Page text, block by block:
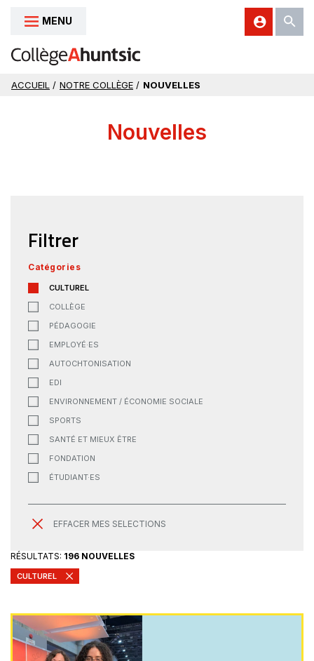
Aller au contenu
MENU
ACCUEIL / NOTRE COLLÈGE / NOUVELLES
Nouvelles
Filtrer
Catégories
CULTUREL
COLLÈGE
PÉDAGOGIE
EMPLOYÉ·ES
AUTOCHTONISATION
EDI
ENVIRONNEMENT / ÉCONOMIE SOCIALE
SPORTS
SANTÉ ET MIEUX ÊTRE
FONDATION
ÉTUDIANT·ES
EFFACER MES SELECTIONS
RÉSULTATS: 196 NOUVELLES
CULTUREL